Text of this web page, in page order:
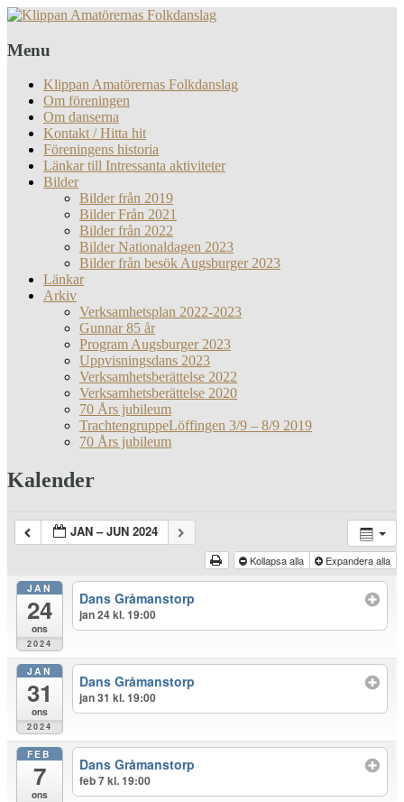
Menu
Klippan Amatörernas Folkdanslag
Om föreningen
Om danserna
Kontakt / Hitta hit
Föreningens historia
Länkar till Intressanta aktiviteter
Bilder
Bilder från 2019
Bilder Från 2021
Bilder från 2022
Bilder Nationaldagen 2023
Bilder från besök Augsburger 2023
Länkar
Arkiv
Verksamhetsplan 2022-2023
Gunnar 85 år
Program Augsburger 2023
Uppvisningsdans 2023
Verksamhetsberättelse 2022
Verksamhetsberättelse 2020
70 Års jubileum
TrachtengruppeLöffingen 3/9 – 8/9 2019
70 Års jubileum
Kalender
JAN – JUN 2024
Kollapsa alla Expandera alla
JAN
24
ons
2024
Dans Gråmanstorp
jan 24 kl. 19:00
JAN
31
ons
2024
Dans Gråmanstorp
jan 31 kl. 19:00
FEB
7
ons
Dans Gråmanstorp
feb 7 kl. 19:00